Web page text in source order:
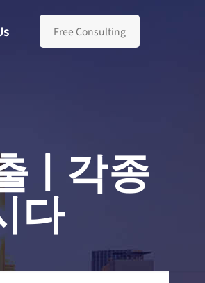
Free Consulting
| 각종
다